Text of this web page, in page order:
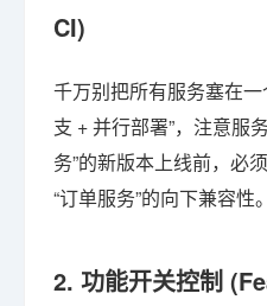
CI)
千万别把所有服务塞在
支 + 并行部署”，注意服
务”的新版本上线前，必
“订单服务”的向下兼容性。
2. 功能开关控制